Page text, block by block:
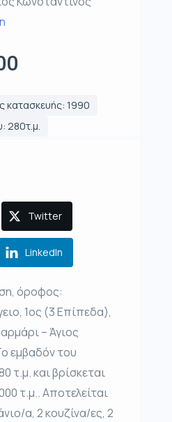
κατασκευής: 1990
280τ.μ.
Twitter
LinkedIn
όροφος:
1ος (3 Επίπεδα),
– Άγιος
εμβαδόν του
τ.μ. και βρίσκεται
τ.μ.. Αποτελείται
α, 2 κουζίνα/ες, 2